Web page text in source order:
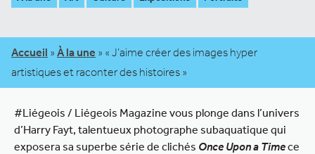
Accueil » À la une » « J’aime créer des images hyper
artistiques et raconter des histoires »
#Liégeois / Liégeois Magazine vous plonge dans l’univers
d’Harry Fayt, talentueux photographe subaquatique qui
exposera sa superbe série de clichés Once Upon a Timece